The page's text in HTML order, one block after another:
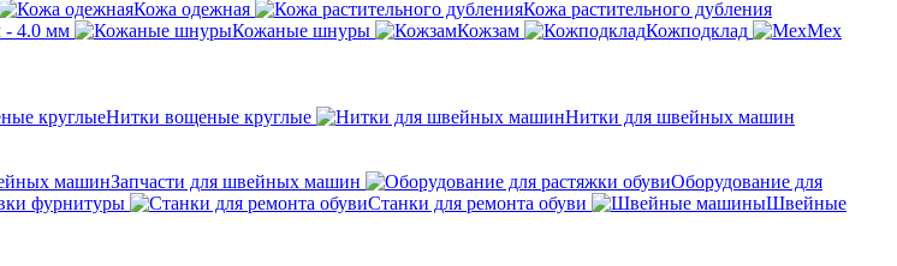
Кожа одежная
Кожа растительного дубления
- 4.0 мм
Кожаные шнуры Кожзам Кожподклад Мех
Нитки вощеные круглые Нитки для швейных машин
Запчасти для швейных машин
Оборудование для
фурнитуры Станки для ремонта обуви
Швейные